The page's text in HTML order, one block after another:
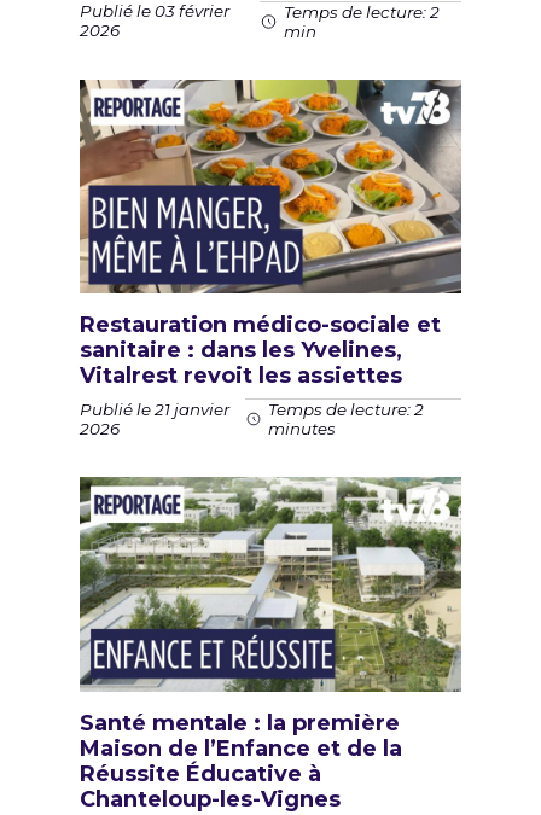
Publié le 03 février
2026
Temps de lecture: 2
min
Restauration médico-sociale et
sanitaire : dans les Yvelines,
Vitalrest revoit les assiettes
Publié le 21 janvier
2026
Temps de lecture: 2
minutes
Santé mentale : la première
Maison de l’Enfance et de la
Réussite Éducative à
Chanteloup-les-Vignes